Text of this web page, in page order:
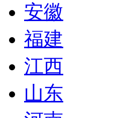
安徽
福建
江西
山东